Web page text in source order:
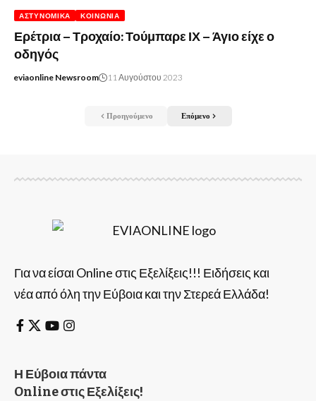
ΑΣΤΥΝΟΜΙΚΆ ΚΟΙΝΩΝΊΑ
Ερέτρια – Τροχαίο: Τούμπαρε ΙΧ – Άγιο είχε ο
οδηγός
eviaonline Newsroom 11 Αυγούστου 2023
Προηγούμενο Επόμενο
Για να είσαι Online στις Εξελίξεις!!! Ειδήσεις και
νέα από όλη την Εύβοια και την Στερεά Ελλάδα!
Η Εύβοια πάντα
Online στις Εξελίξεις!